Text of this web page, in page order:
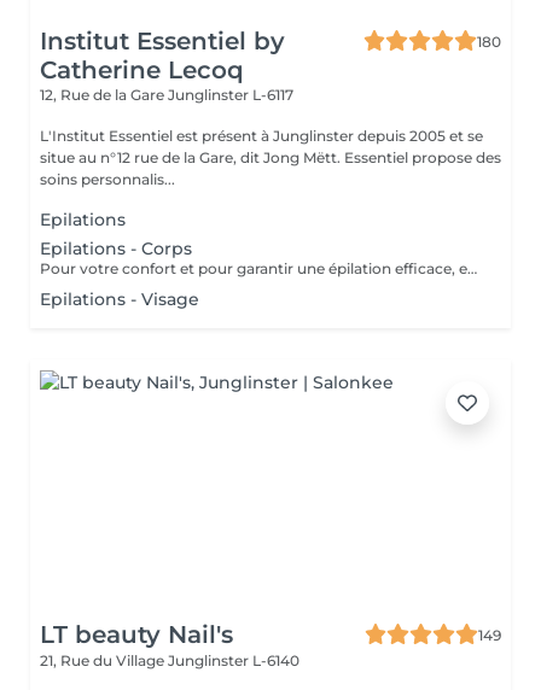
Institut Essentiel by
Catherine Lecoq
180
12, Rue de la Gare Junglinster L-6117
L'Institut Essentiel est présent à Junglinster depuis 2005 et se
situe au n°12 rue de la Gare, dit Jong Mëtt. Essentiel propose des
soins personnalis...
Epilations
Epilations - Corps
Pour votre confort et pour garantir une épilation efficace, en cas de poils longs, nous vous conseillons de tondre vos poils à 1/2 cm avant votre épilation. Ne pas appliquer de soin hydratant 12 heures avant votre rendez-vous (pour garantir adhérence de la cire) Merci pour votre compréhension.
Epilations - Visage
LT beauty Nail's
149
21, Rue du Village Junglinster L-6140